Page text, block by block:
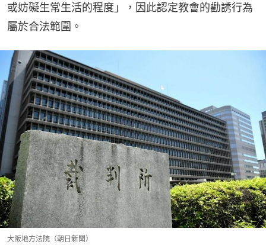
或妨礙生常生活的程度」，因此認定教會的勸誘行為
屬於合法範圍。
大阪地方法院（朝日新聞）